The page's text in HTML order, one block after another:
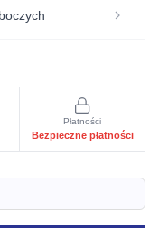
Płatności
Bezpieczne płatności